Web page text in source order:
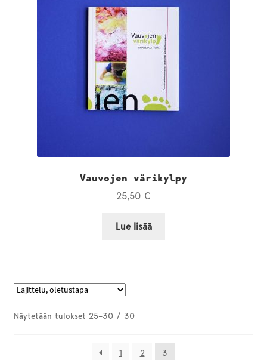
Vauvojen värikylpy
25,50 €
Lue lisää
Näytetään tulokset 25–30 / 30
1 2 3